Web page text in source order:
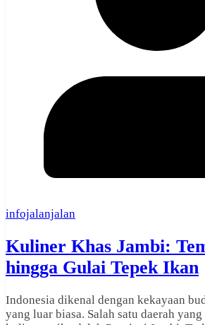
infojalanjalan
Kuliner Khas Jambi:
hingga Gulai Tepek Ikan
Indonesia dikenal dengan kekayaan
yang luar biasa. Salah satu daerah